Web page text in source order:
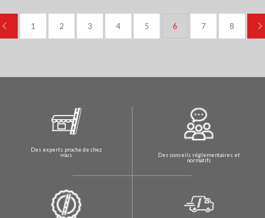
« 1 2 3 4 5 6 7 8 »
Des experts proche de chez
vous
Des conseils réglementaires et
normatifs